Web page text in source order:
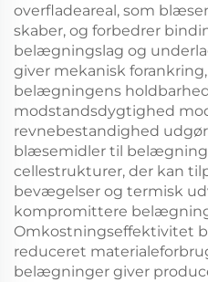
overfladeareal, som
skaber, og forbedrer
belægningslag og
giver mekanisk
belægningens
modstandsdygtighed
revnebestandighed
blæsemidler til
cellestrukturer, der kan
bevægelser og termisk
kompromittere
Omkostningseffektivitet
reduceret
belægninger giver